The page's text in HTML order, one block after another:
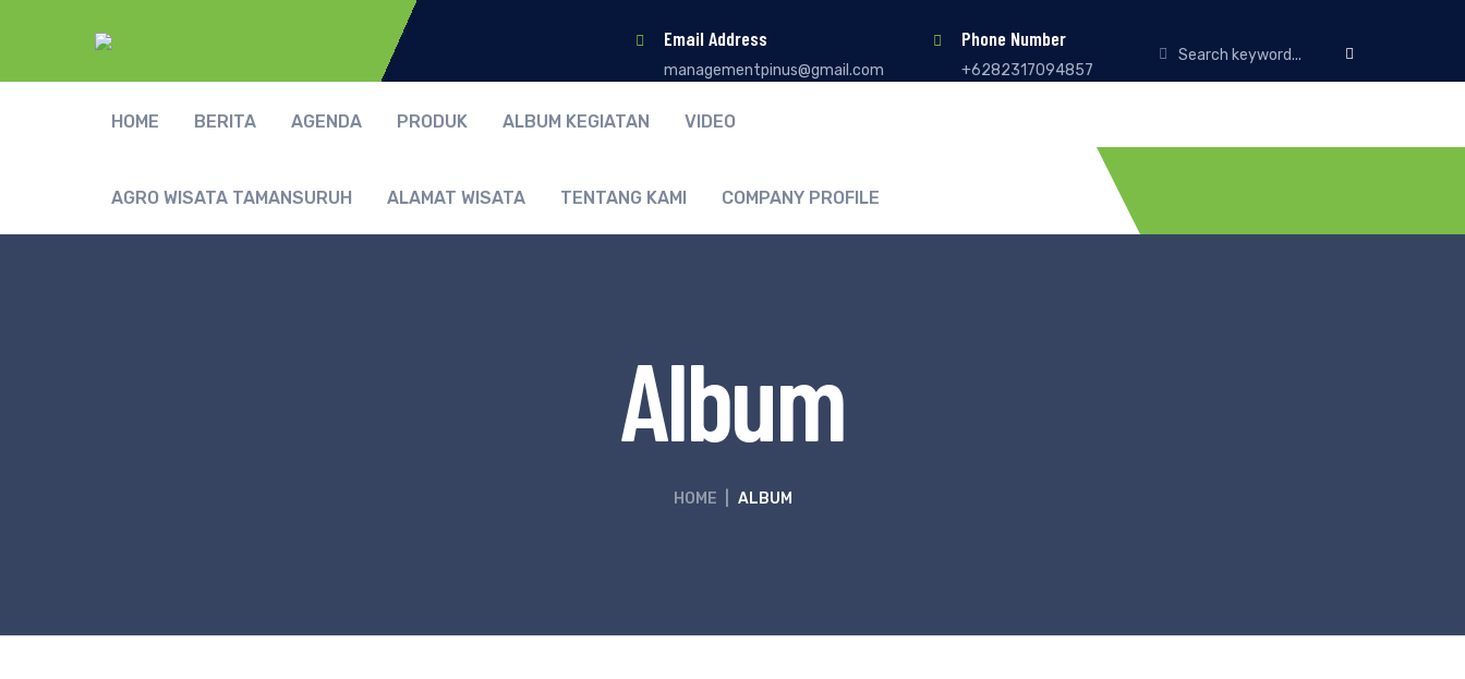
Email Address
managementpinus@gmail.com
Phone Number
+6282317094857
HOME BERITA AGENDA PRODUK ALBUM KEGIATAN VIDEO
AGRO WISATA TAMANSURUH ALAMAT WISATA TENTANG KAMI COMPANY PROFILE
Album
HOME ALBUM